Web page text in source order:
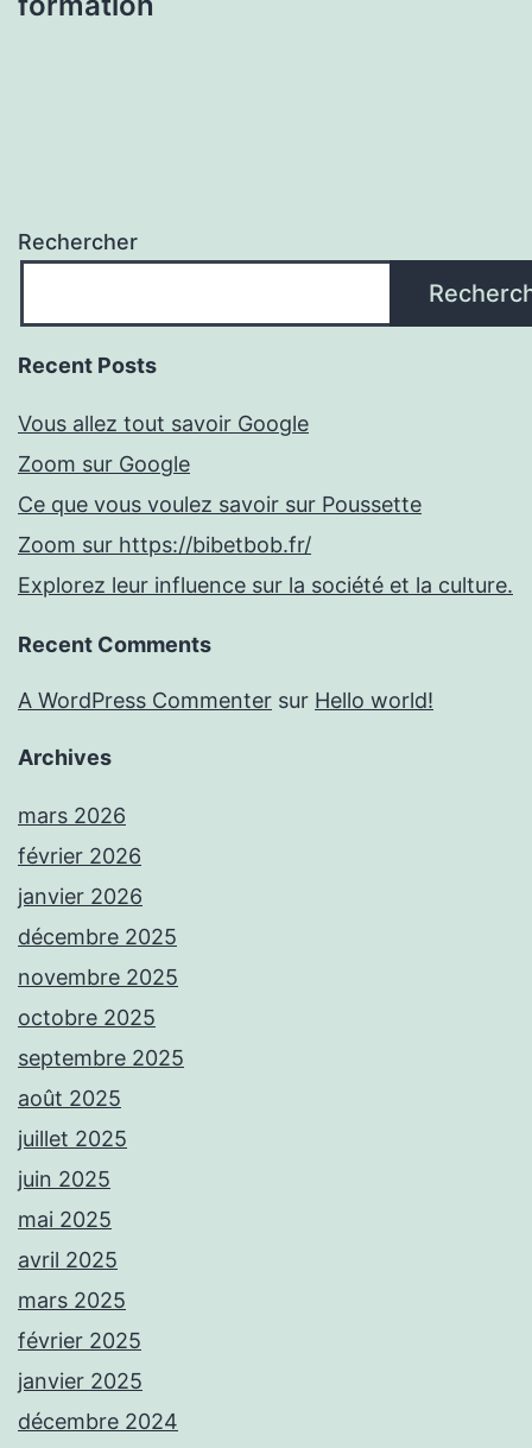
Rechercher
Recent Posts
Vous allez tout savoir Google
Zoom sur Google
Ce que vous voulez savoir sur Poussette
Zoom sur https://bibetbob.fr/
Explorez leur influence sur la société et la culture.
Recent Comments
A WordPress Commenter sur Hello world!
Archives
mars 2026
février 2026
janvier 2026
décembre 2025
novembre 2025
octobre 2025
septembre 2025
août 2025
juillet 2025
juin 2025
mai 2025
avril 2025
mars 2025
février 2025
janvier 2025
décembre 2024